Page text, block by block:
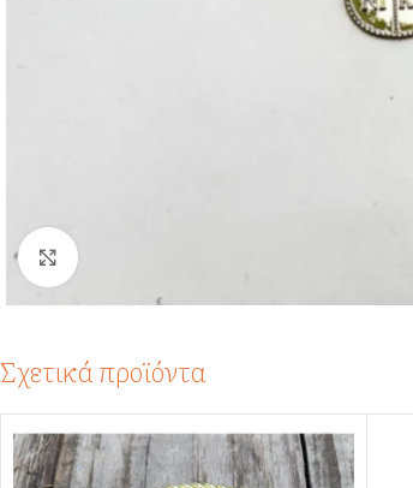
Σχετικά προϊόντα